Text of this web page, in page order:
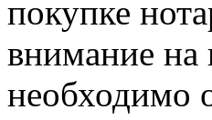
покупке
внимание на
необходимо